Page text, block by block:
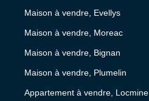
Maison à vendre, Evellys
Maison à vendre, Moreac
Maison à vendre, Bignan
Maison à vendre, Plumelin
Appartement à vendre, Locmine